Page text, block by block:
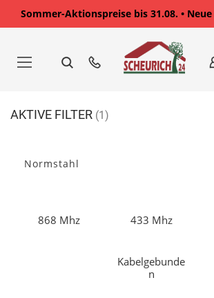
Sommer-Aktionspreise bis 31.08. • Neue
springen
Normstahl
868 Mhz 433 Mhz
Kabelgebunde
n
AKTIVE FILTER